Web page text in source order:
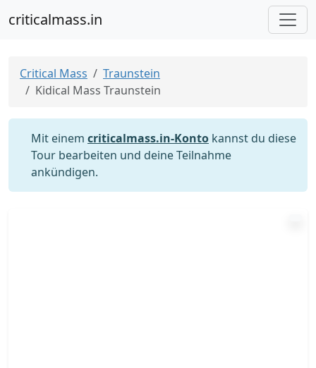
criticalmass.in
Critical Mass
Traunstein
Kidical Mass Traunstein
Mit einem criticalmass.in-Konto kannst du diese
Tour bearbeiten und deine Teilnahme
ankündigen.